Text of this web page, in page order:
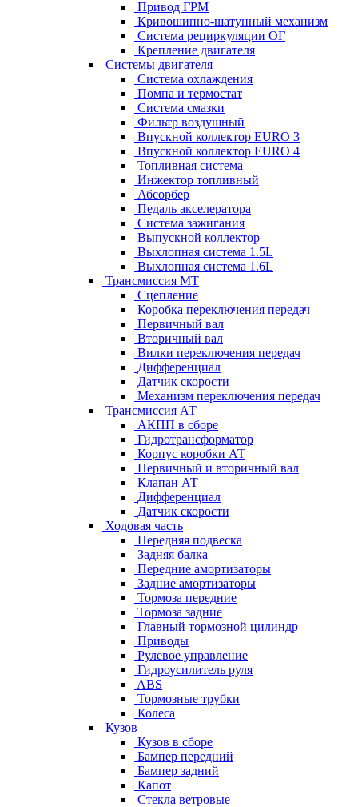
Привод ГРМ
Кривошипно-шатунный механизм
Система рециркуляции ОГ
Крепление двигателя
Системы двигателя
Система охлаждения
Помпа и термостат
Система смазки
Фильтр воздушный
Впускной коллектор EURO 3
Впускной коллектор EURO 4
Топливная система
Инжектор топливный
Абсорбер
Педаль акселератора
Система зажигания
Выпускной коллектор
Выхлопная система 1.5L
Выхлопная система 1.6L
Трансмиссия МТ
Сцепление
Коробка переключения передач
Первичный вал
Вторичный вал
Вилки переключения передач
Дифференциал
Датчик скорости
Механизм переключения передач
Трансмиссия АТ
АКПП в сборе
Гидротрансформатор
Корпус коробки АТ
Первичный и вторичный вал
Клапан АТ
Дифференциал
Датчик скорости
Ходовая часть
Передняя подвеска
Задняя балка
Передние амортизаторы
Задние амортизаторы
Тормоза передние
Тормоза задние
Главный тормозной цилиндр
Приводы
Рулевое управление
Гидроусилитель руля
ABS
Тормозные трубки
Колеса
Кузов
Кузов в сборе
Бампер передний
Бампер задний
Капот
Стекла ветровые